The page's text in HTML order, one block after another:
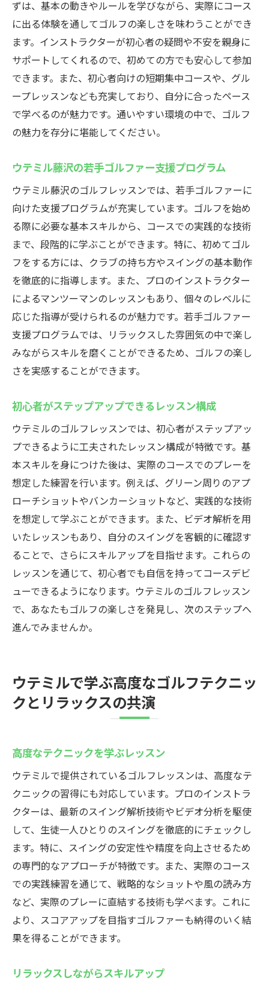
ずは、基本の動きやルールを学びながら、実際にコース
に出る体験を通してゴルフの楽しさを味わうことができ
ます。インストラクターが初心者の疑問や不安を親身に
サポートしてくれるので、初めての方でも安心して参加
できます。また、初心者向けの短期集中コースや、グル
ープレッスンなども充実しており、自分に合ったペース
で学べるのが魅力です。通いやすい環境の中で、ゴルフ
の魅力を存分に堪能してください。
ウテミル藤沢の若手ゴルファー支援プログラム
ウテミル藤沢のゴルフレッスンでは、若手ゴルファーに
向けた支援プログラムが充実しています。ゴルフを始め
る際に必要な基本スキルから、コースでの実践的な技術
まで、段階的に学ぶことができます。特に、初めてゴル
フをする方には、クラブの持ち方やスイングの基本動作
を徹底的に指導します。また、プロのインストラクター
によるマンツーマンのレッスンもあり、個々のレベルに
応じた指導が受けられるのが魅力です。若手ゴルファー
支援プログラムでは、リラックスした雰囲気の中で楽し
みながらスキルを磨くことができるため、ゴルフの楽し
さを実感することができます。
初心者がステップアップできるレッスン構成
ウテミルのゴルフレッスンでは、初心者がステップアッ
プできるように工夫されたレッスン構成が特徴です。基
本スキルを身につけた後は、実際のコースでのプレーを
想定した練習を行います。例えば、グリーン周りのアプ
ローチショットやバンカーショットなど、実践的な技術
を想定して学ぶことができます。また、ビデオ解析を用
いたレッスンもあり、自分のスイングを客観的に確認す
ることで、さらにスキルアップを目指せます。これらの
レッスンを通じて、初心者でも自信を持ってコースデビ
ューできるようになります。ウテミルのゴルフレッスン
で、あなたもゴルフの楽しさを発見し、次のステップへ
進んでみませんか。
ウテミルで学ぶ高度なゴルフテクニッ
クとリラックスの共演
高度なテクニックを学ぶレッスン
ウテミルで提供されているゴルフレッスンは、高度なテ
クニックの習得にも対応しています。プロのインストラ
クターは、最新のスイング解析技術やビデオ分析を駆使
して、生徒一人ひとりのスイングを徹底的にチェックし
ます。特に、スイングの安定性や精度を向上させるため
の専門的なアプローチが特徴です。また、実際のコース
での実践練習を通じて、戦略的なショットや風の読み方
など、実際のプレーに直結する技術も学べます。これに
より、スコアアップを目指すゴルファーも納得のいく結
果を得ることができます。
リラックスしながらスキルアップ